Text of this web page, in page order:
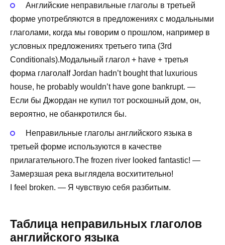
Английские неправильные глаголы в третьей
форме употребляются в предложениях с модальными
глаголами, когда мы говорим о прошлом, например в
условных предложениях третьего типа (3rd
Conditionals).Модальный глагол + have + третья
форма глаголаIf Jordan hadn’t bought that luxurious
house, he probably wouldn’t have gone bankrupt. —
Если бы Джордан не купил тот роскошный дом, он,
вероятно, не обанкротился бы.
Неправильные глаголы английского языка в
третьей форме используются в качестве
прилагательного.The frozen river looked fantastic! —
Замерзшая река выглядела восхитительно!
I feel broken. — Я чувствую себя разбитым.
Таблица неправильных глаголов
английского языка